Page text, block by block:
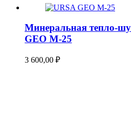
Минеральная тепло-
GEO М-25
3 600,00 ₽